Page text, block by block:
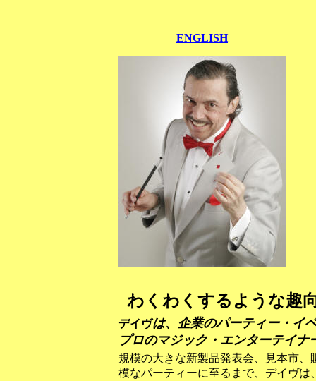
ENGLISH
わくわくするような趣
デイヴは、企業のパーティー・イ
プロのマジック・エンターテイナ
規模の大きな新製品発表会、見本市
模なパーティーに至るまで、 デイヴは